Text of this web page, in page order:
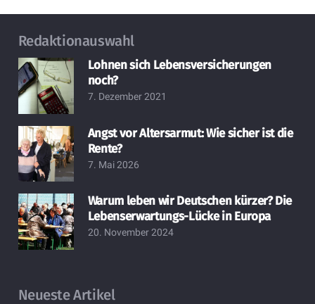
Redaktionauswahl
Lohnen sich Lebensversicherungen
noch?
7. Dezember 2021
Angst vor Altersarmut: Wie sicher ist die
Rente?
7. Mai 2026
Warum leben wir Deutschen kürzer? Die
Lebenserwartungs-Lücke in Europa
20. November 2024
Neueste Artikel